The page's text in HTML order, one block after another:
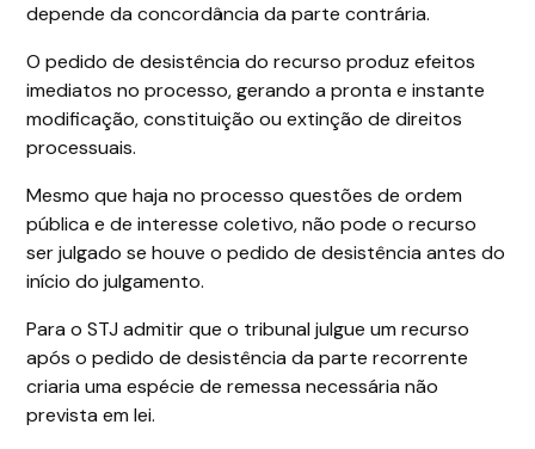
depende da concordância da parte contrária.
O pedido de desistência do recurso produz efeitos
imediatos no processo, gerando a pronta e instante
modificação, constituição ou extinção de direitos
processuais.
Mesmo que haja no processo questões de ordem
pública e de interesse coletivo, não pode o recurso
ser julgado se houve o pedido de desistência antes do
início do julgamento.
Para o STJ admitir que o tribunal julgue um recurso
após o pedido de desistência da parte recorrente
criaria uma espécie de remessa necessária não
prevista em lei.